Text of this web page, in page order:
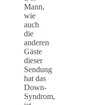
Mann,
wie
auch
die
anderen
Gäste
dieser
Sendung
hat das
Down-
Syndrom,